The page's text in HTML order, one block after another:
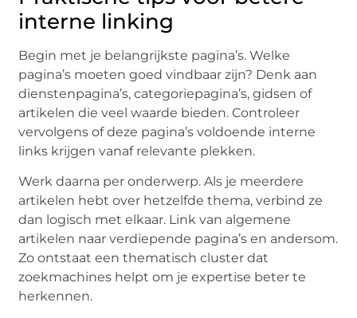
interne linking
Begin met je belangrijkste pagina’s. Welke
pagina’s moeten goed vindbaar zijn? Denk aan
dienstenpagina’s, categoriepagina’s, gidsen of
artikelen die veel waarde bieden. Controleer
vervolgens of deze pagina’s voldoende interne
links krijgen vanaf relevante plekken.
Werk daarna per onderwerp. Als je meerdere
artikelen hebt over hetzelfde thema, verbind ze
dan logisch met elkaar. Link van algemene
artikelen naar verdiepende pagina’s en andersom.
Zo ontstaat een thematisch cluster dat
zoekmachines helpt om je expertise beter te
herkennen.